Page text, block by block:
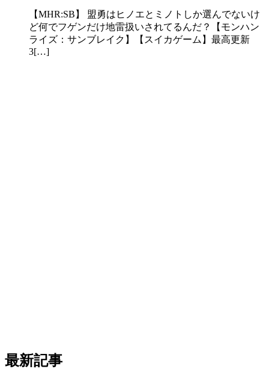
【MHR:SB】 盟勇はヒノエとミノトしか選んでないけ
ど何でフゲンだけ地雷扱いされてるんだ？【モンハン
ライズ：サンブレイク】【スイカゲーム】最高更新
3[…]
最新記事